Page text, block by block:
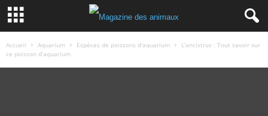
Accueil Aquarium Espèces de poissons d'aquarium
L’ancistrus : Tout savoir sur
ce poisson d’aquarium